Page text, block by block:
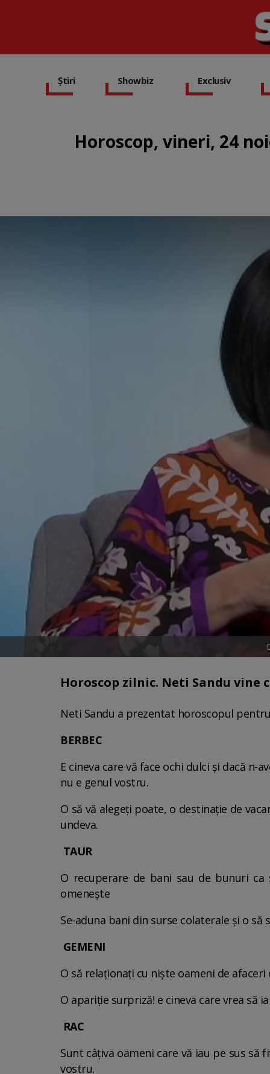
Știri Showbiz Exclusiv
Horoscop, vineri, 24
Horoscop zilnic. Neti Sandu
Neti Sandu a prezentat horoscopul
BERBEC
E cineva care vă face ochi dulci şi dacă
nu e genul vostru.
O să vă alegeţi poate, o destinaţie de
undeva.
TAUR
O recuperare de bani sau de bunuri
omeneşte
Se-aduna bani din surse colaterale şi o
GEMENI
O să relaţionaţi cu nişte oameni de
O apariţie surpriză! e cineva care vrea să
RAC
Sunt câţiva oameni care vă iau pe sus
vostru.